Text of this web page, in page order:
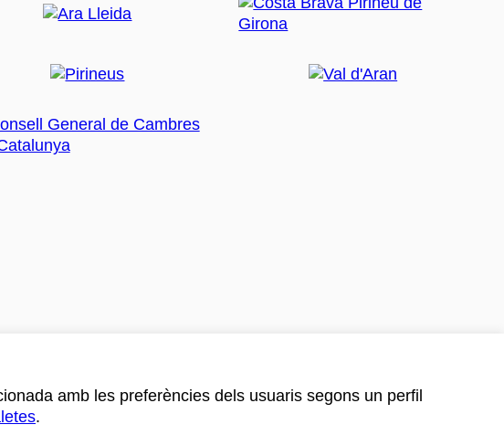
amb les preferències dels usuaris segons un perfil
.